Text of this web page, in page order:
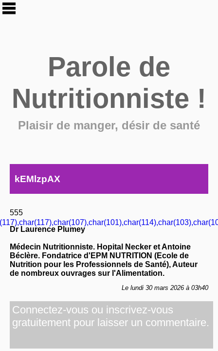
Parole de
Nutritionniste !
Plaisir de manger, désir de santé
kEMlzpAX
555
Dr Laurence Plumey
Médecin Nutritionniste. Hopital Necker et Antoine
Béclère. Fondatrice d'EPM NUTRITION (Ecole de
Nutrition pour les Professionnels de Santé), Auteur
de nombreux ouvrages sur l'Alimentation.
Le lundi 30 mars 2026 à 03h40
Connectez-vous ou inscrivez-vous
gratuitement pour laisser un commentaire.